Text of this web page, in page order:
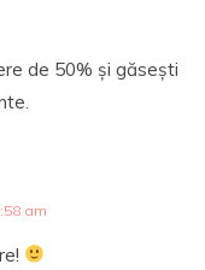
de 50% și găsești
am